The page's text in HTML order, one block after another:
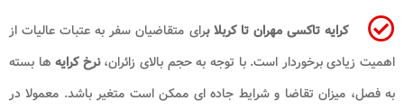
کرایه تاکسی مهران تا کربلا برای متقاضیان سفر به عتبات عالیات از
اهمیت زیادی برخوردار است. با توجه به حجم بالای زائران،نرخ کرایه ها بسته
به فصل، میزان تقاضا و شرایط جاده ای ممکن است متغیر باشد. معمولا در